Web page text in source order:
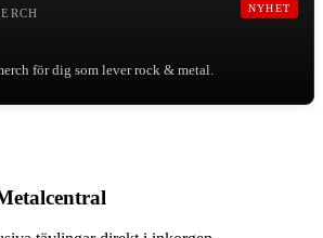
NYHET
för dig som lever rock & metal.